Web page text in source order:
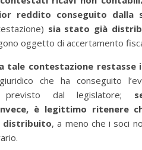
reddito conseguito dalla
sia stato già
oggetto di accertamento
tale contestazione restasse
che ha conseguito
dal legislatore;
è legittimo ritenere
distribuito, a meno che i soci